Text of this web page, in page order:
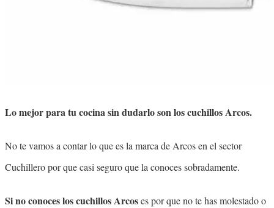
Lo mejor para tu cocina sin dudarlo son los cuchillos Arcos.
No te vamos a contar lo que es la marca de Arcos en el sector
Cuchillero por que casi seguro que la conoces sobradamente.
Si no conoces los cuchillos Arcoses por que no te has molestado o